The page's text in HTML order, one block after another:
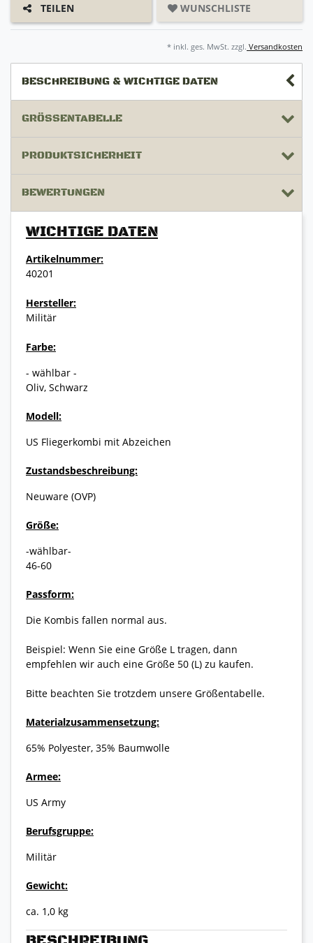
TEILEN WUNSCHLISTE
* inkl. ges. MwSt. zzgl. Versandkosten
BESCHREIBUNG & WICHTIGE DATEN
GRÖSSENTABELLE
PRODUKTSICHERHEIT
BEWERTUNGEN
WICHTIGE DATEN
Artikelnummer:
40201
Hersteller:
Militär
Farbe:
- wählbar -
Oliv, Schwarz
Modell:
US Fliegerkombi mit Abzeichen
Zustandsbeschreibung:
Neuware (OVP)
Größe:
-wählbar-
46-60
Passform:
Die Kombis fallen normal aus.
Beispiel: Wenn Sie eine Größe L tragen, dann
empfehlen wir auch eine Größe 50 (L) zu kaufen.
Bitte beachten Sie trotzdem unsere Größentabelle.
Materialzusammensetzung:
65% Polyester, 35% Baumwolle
Armee:
US Army
Berufsgruppe:
Militär
Gewicht:
ca. 1,0 kg